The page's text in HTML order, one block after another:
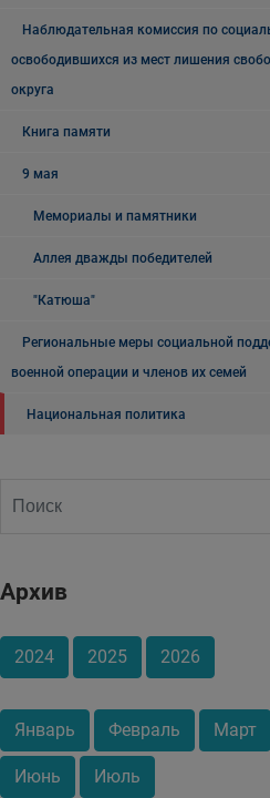
Наблюдательная комиссия по
освободившихся из мест лишения
округа
Книга памяти
9 мая
Мемориалы и памятники
Аллея дважды победителей
"Катюша"
Региональные меры социальной
военной операции и членов их семей
Национальная политика
Архив
2024 2025 2026
Январь Февраль Март
Июнь Июль